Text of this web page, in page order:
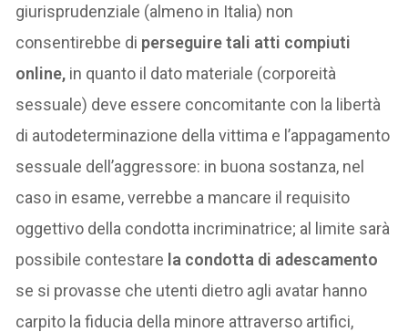
giurisprudenziale (almeno in Italia) non
consentirebbe di perseguire tali atti compiuti
online, in quanto il dato materiale (corporeità
sessuale) deve essere concomitante con la libertà
di autodeterminazione della vittima e l’appagamento
sessuale dell’aggressore: in buona sostanza, nel
caso in esame, verrebbe a mancare il requisito
oggettivo della condotta incriminatrice; al limite sarà
possibile contestare la condotta di adescamento
se si provasse che utenti dietro agli avatar hanno
carpito la fiducia della minore attraverso artifici,